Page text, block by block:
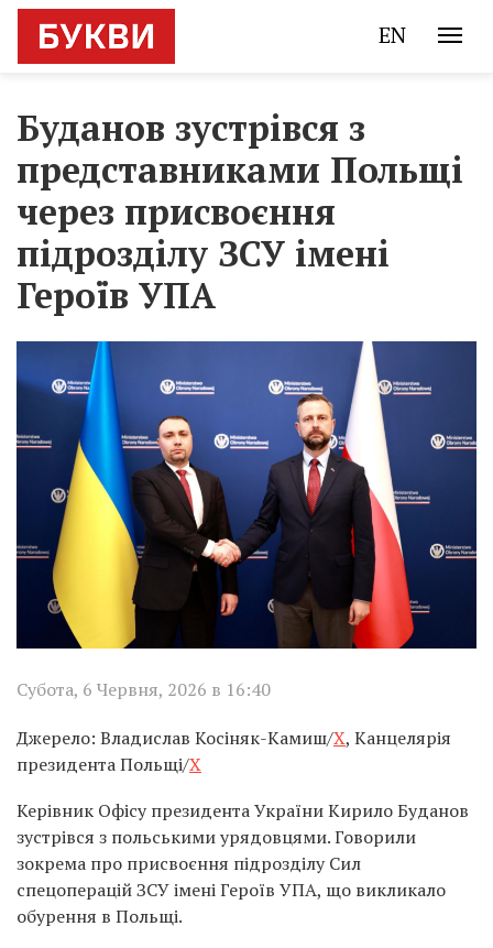
EN
Буданов зустрівся з
представниками Польщі
через присвоєння
підрозділу ЗСУ імені
Героїв УПА
Субота, 6 Червня, 2026 в 16:40
Джерело: Владислав Косіняк-Камиш/X, Канцелярія
президента Польщі/X
Керівник Офісу президента України Кирило Буданов
зустрівся з польськими урядовцями. Говорили
зокрема про присвоєння підрозділу Сил
спецоперацій ЗСУ імені Героїв УПА, що викликало
обурення в Польщі.